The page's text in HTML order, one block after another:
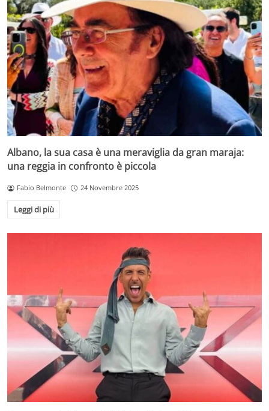
Albano, la sua casa è una meraviglia da gran maraja:
una reggia in confronto è piccola
Fabio Belmonte 24 Novembre 2025
Leggi di più